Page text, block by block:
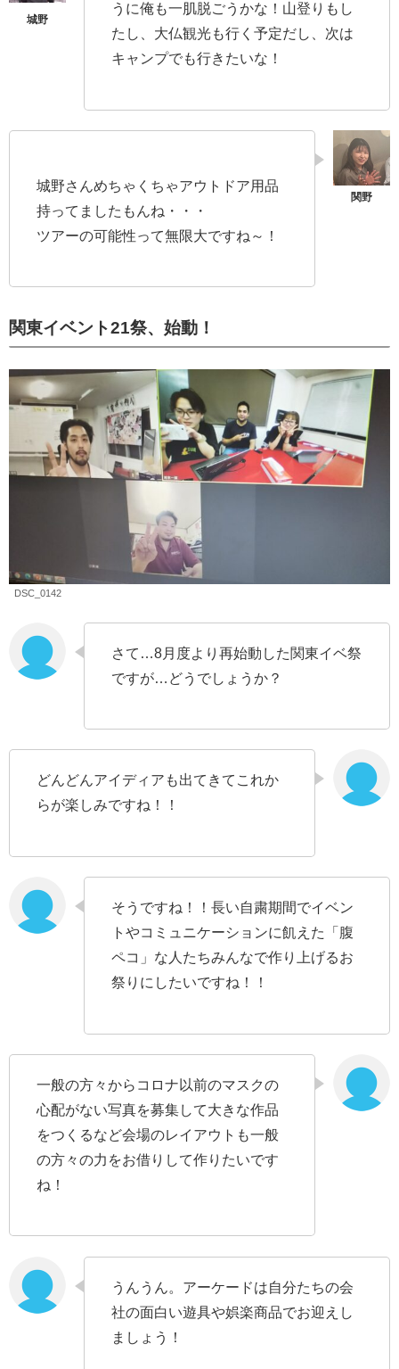
うに俺も一肌脱ごうかな！山登りもし
たし、大仏観光も行く予定だし、次は
キャンプでも行きたいな！
城野さんめちゃくちゃアウトドア用品
持ってましたもんね・・・
ツアーの可能性って無限大ですね～！
関東イベント21祭、始動！
DSC_0142
さて…8月度より再始動した関東イベ祭
ですが…どうでしょうか？
どんどんアイディアも出てきてこれか
らが楽しみですね！！
そうですね！！長い自粛期間でイベン
トやコミュニケーションに飢えた「腹
ペコ」な人たちみんなで作り上げるお
祭りにしたいですね！！
一般の方々からコロナ以前のマスクの
心配がない写真を募集して大きな作品
をつくるなど会場のレイアウトも一般
の方々の力をお借りして作りたいです
ね！
うんうん。アーケードは自分たちの会
社の面白い遊具や娯楽商品でお迎えし
ましょう！